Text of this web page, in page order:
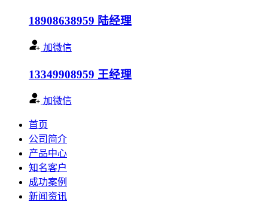
18908638959 陆经理
加微信
13349908959 王经理
加微信
首页
公司简介
产品中心
知名客户
成功案例
新闻资讯